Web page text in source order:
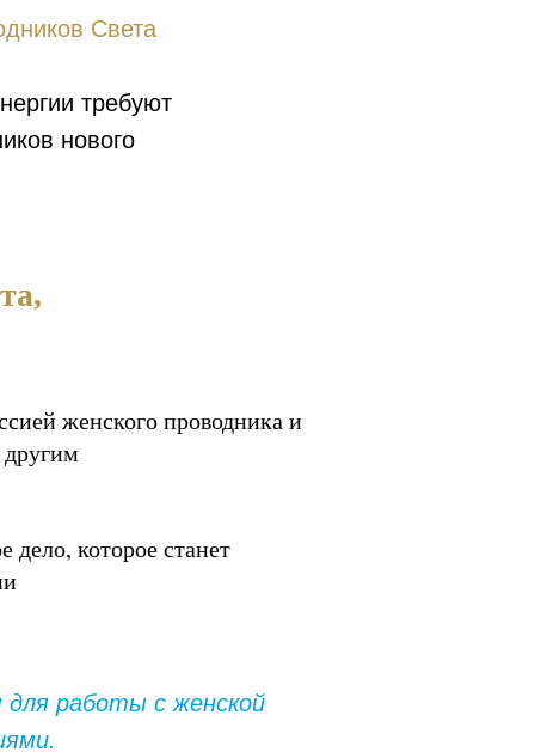
Света
требуют
нового
женского проводника и
другим
дело, которое станет
для работы с женской